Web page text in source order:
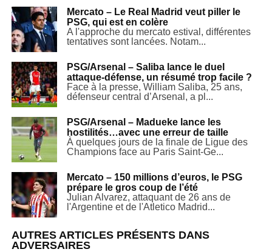
Mercato – Le Real Madrid veut piller le
PSG, qui est en colère
A l'approche du mercato estival, différentes
tentatives sont lancées. Notam...
PSG/Arsenal – Saliba lance le duel
attaque-défense, un résumé trop facile ?
Face à la presse, William Saliba, 25 ans,
défenseur central d’Arsenal, a pl...
PSG/Arsenal – Madueke lance les
hostilités…avec une erreur de taille
À quelques jours de la finale de Ligue des
Champions face au Paris Saint-Ge...
Mercato – 150 millions d’euros, le PSG
prépare le gros coup de l’été
Julian Alvarez, attaquant de 26 ans de
l'Argentine et de l'Atletico Madrid...
AUTRES ARTICLES PRÉSENTS DANS
ADVERSAIRES